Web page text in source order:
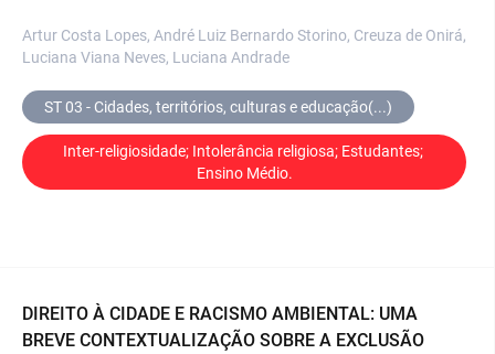
Artur Costa Lopes, André Luiz Bernardo Storino, Creuza de Onirá,
Luciana Viana Neves, Luciana Andrade
ST 03 - Cidades, territórios, culturas e educação(...)
Inter-religiosidade; Intolerância religiosa; Estudantes;
Ensino Médio.
DIREITO À CIDADE E RACISMO AMBIENTAL: UMA
BREVE CONTEXTUALIZAÇÃO SOBRE A EXCLUSÃO